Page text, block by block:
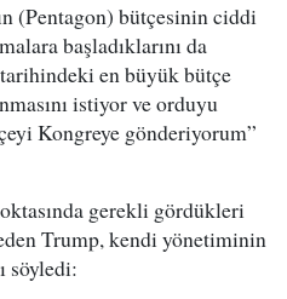
(Pentagon) bütçesinin ciddi
başladıklarını da
en büyük bütçe
istiyor ve orduyu
Kongreye gönderiyorum”
gerekli gördükleri
Trump, kendi yönetiminin
söyledi: